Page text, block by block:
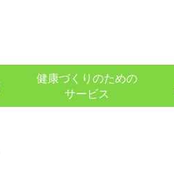
健康づくりのための
サービス